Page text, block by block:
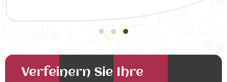
Verfeinern Sie Ihre